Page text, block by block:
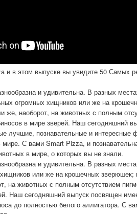
и в этом выпуске вы увидите 50 Самых
и удивительна. В разных
огромных хищников или же на
же, наоборот, на животных с полным
в мире зверей. Наш сегодняшний
лучшие, познавательные и интересные
С вами Smart Pizza, и
в мире, о которых вы не знали.
и удивительна. В разных
хищников или же на крошечных
на животных с полным отсутствием
Наш сегодняшний выпуск посвящен
до полностью белого аллигатора. С